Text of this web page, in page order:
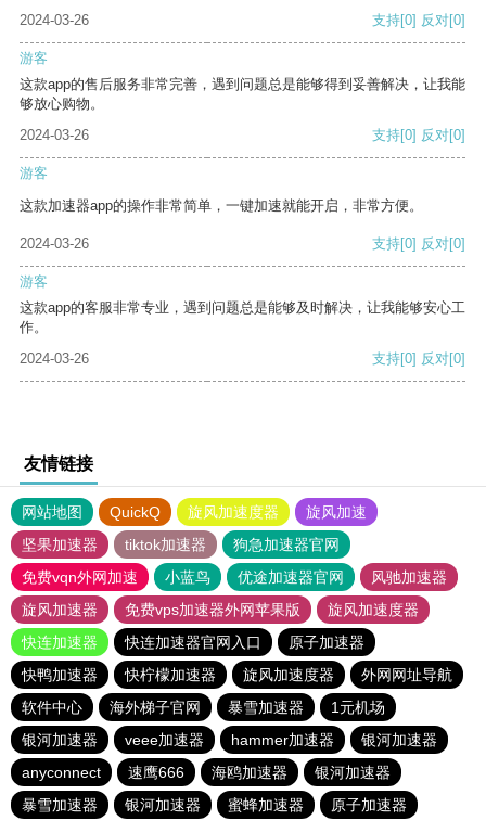
2024-03-26 支持[0] 反对[0]
游客
这款app的售后服务非常完善，遇到问题总是能够得到妥善解决，让我能
够放心购物。
2024-03-26
支持[0] 反对[0]
游客
这款加速器app的操作非常简单，一键加速就能开启，非常方便。
2024-03-26 支持[0] 反对[0]
游客
这款app的客服非常专业，遇到问题总是能够及时解决，让我能够安心工
作。
2024-03-26
支持[0] 反对[0]
友情链接
网站地图 QuickQ 旋风加速度器
旋风加速
坚果加速器
tiktok加速器
狗急加速器官网
免费vqn外网加速
小蓝鸟 优途加速器官网
风驰加速器
旋风加速器
免费vps加速器外网苹果版
旋风加速度器
快连加速器
快连加速器官网入口
原子加速器
快鸭加速器
快柠檬加速器 旋风加速度器
外网网址导航
软件中心
海外梯子官网 暴雪加速器
1元机场
银河加速器
veee加速器 hammer加速器
银河加速器
anyconnect
速鹰666 海鸥加速器
银河加速器
暴雪加速器
银河加速器 蜜蜂加速器 原子加速器